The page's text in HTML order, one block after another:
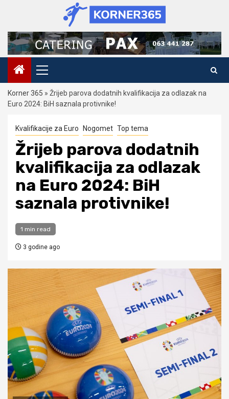
content
Primary
Menu
Korner 365 » Žrijeb parova dodatnih kvalifikacija za odlazak na
Euro 2024: BiH saznala protivnike!
Kvalifikacije za Euro Nogomet Top tema
Žrijeb parova dodatnih
kvalifikacija za odlazak
na Euro 2024: BiH
saznala protivnike!
1 min read
3 godine ago